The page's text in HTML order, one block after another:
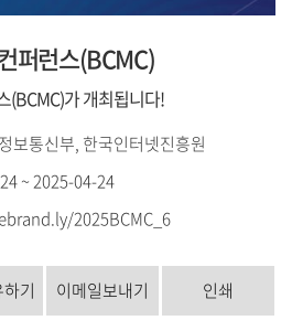
퍼런스(BCMC)
(BCMC)가 개최됩니다!
보통신부, 한국인터넷진흥원
~ 2025-04-24
2025BCMC_6
기 이메일보내기 인쇄